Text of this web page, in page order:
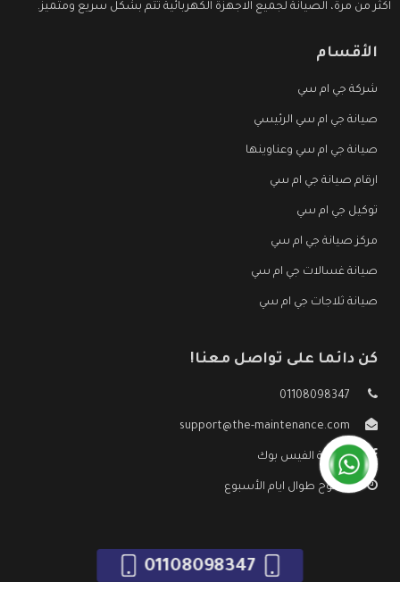
اكثر من مرة، الصيانة لجميع الاجهزة الكهربائية تتم بشكل سريع ومتميز.
الأقسام
شركة جي ام سي
صيانة جي ام سي الرئيسي
صيانة جي ام سي وعناوينها
ارقام صيانة جي ام سي
توكيل جي ام سي
مركز صيانة جي ام سي
صيانة غسالات جي ام سي
صيانة ثلاجات جي ام سي
كن دائما على تواصل معنا!
01108098347
support@the-maintenance.com
صفحة الفيس بوك
مفتوح طوال ايام الأسبوع
01108098347